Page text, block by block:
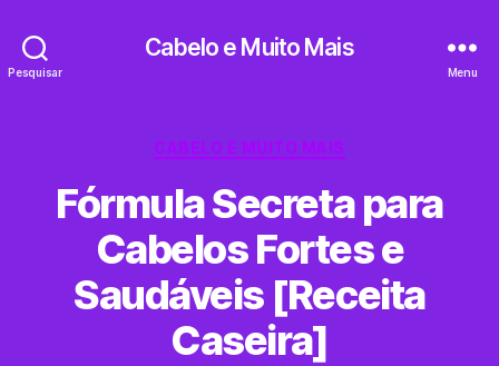
Pesquisar
Cabelo e Muito Mais
Menu
Categorias
CABELO E MUITO MAIS
Fórmula Secreta para
Cabelos Fortes e
Saudáveis [Receita
Caseira]